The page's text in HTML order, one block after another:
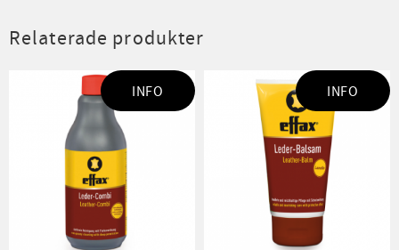
Relaterade produkter
INFO INFO